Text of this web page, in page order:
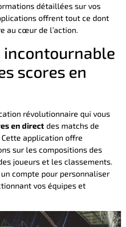
détaillées sur vos
offrent tout ce dont
au cœur de l’action.
incontournable
scores en
révolutionnaire qui vous
en direct des matchs de
application offre
sur les compositions des
joueurs et les classements.
compte pour personnaliser
vos équipes et